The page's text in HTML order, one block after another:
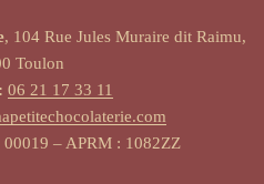
, 104 Rue Jules Muraire dit Raimu,
Toulon
06 21 17 33 11
– APRM : 1082ZZ